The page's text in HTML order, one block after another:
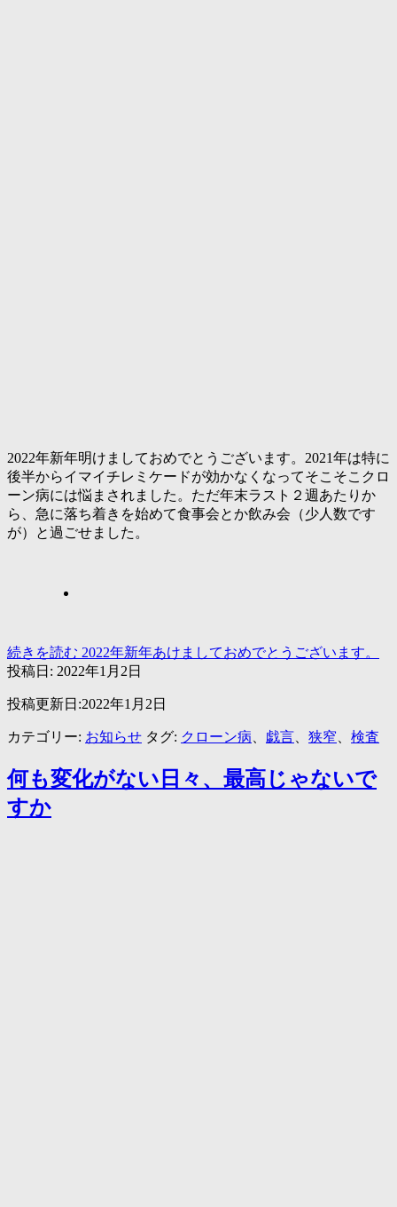
2022年新年明けましておめでとうございます。2021年は特に
後半からイマイチレミケードが効かなくなってそこそこクロ
ーン病には悩まされました。ただ年末ラスト２週あたりか
ら、急に落ち着きを始めて食事会とか飲み会（少人数です
が）と過ごせました。
続きを読む 2022年新年あけましておめでとうございます。
投稿日: 2022年1月2日
投稿更新日:2022年1月2日
カテゴリー: お知らせ タグ: クローン病 戯言 狭窄 検査
何も変化がない日々、最高じゃないで
すか